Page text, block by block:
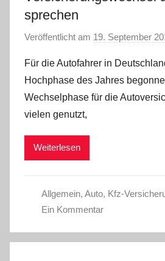
sprechen
Veröffentlicht am 19. September
Für die Autofahrer in
Hochphase des Jahres
Wechselphase für die
vielen genutzt,
Weiterlesen
Allgemein, Auto, Kfz-
Ein Kommentar